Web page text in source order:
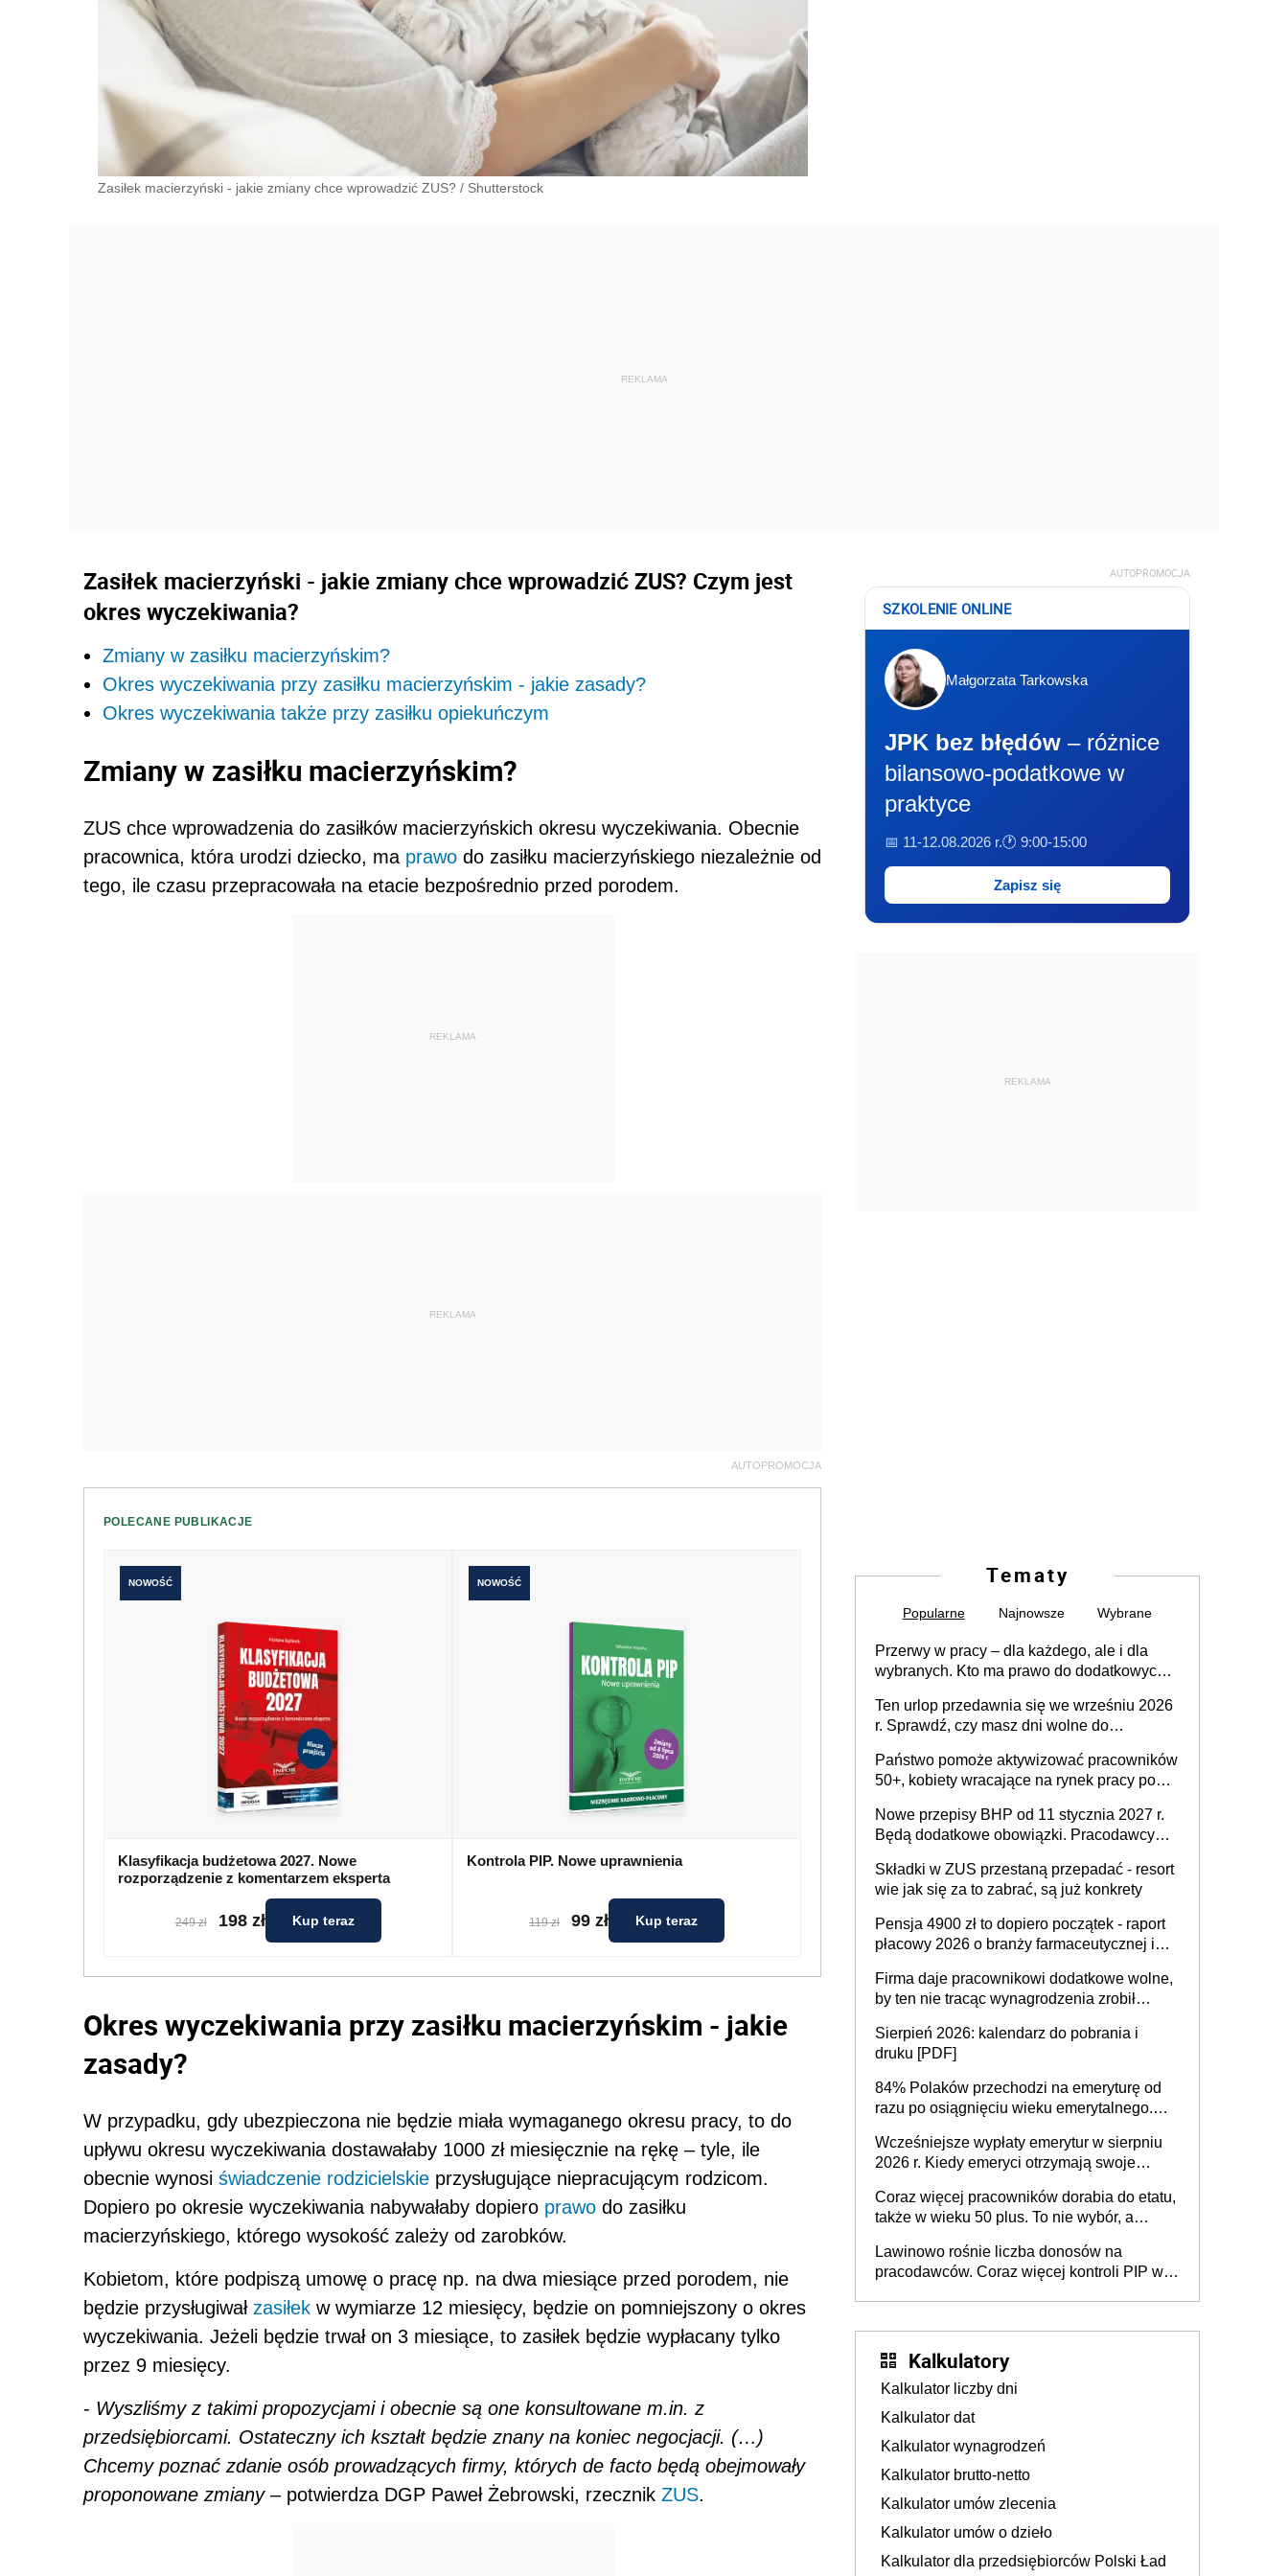
Zasiłek macierzyński - jakie zmiany chce wprowadzić ZUS? / Shutterstock
Zasiłek macierzyński - jakie zmiany chce wprowadzić ZUS? Czym jest
okres wyczekiwania?
Zmiany w zasiłku macierzyńskim?
Okres wyczekiwania przy zasiłku macierzyńskim - jakie zasady?
Okres wyczekiwania także przy zasiłku opiekuńczym
Zmiany w zasiłku macierzyńskim?
ZUS chce wprowadzenia do zasiłków macierzyńskich okresu wyczekiwania. Obecnie
pracownica, która urodzi dziecko, ma prawo do zasiłku macierzyńskiego niezależnie od
tego, ile czasu przepracowała na etacie bezpośrednio przed porodem.
REKLAMA
REKLAMA
AUTOPROMOCJA
POLECANE PUBLIKACJE
NOWOŚĆ
Klasyfikacja budżetowa 2027. Nowe
rozporządzenie z komentarzem eksperta
249 zł 198 zł Kup teraz
NOWOŚĆ
Kontrola PIP. Nowe uprawnienia
119 zł 99 zł Kup teraz
Okres wyczekiwania przy zasiłku macierzyńskim - jakie
zasady?
W przypadku, gdy ubezpieczona nie będzie miała wymaganego okresu pracy, to do
upływu okresu wyczekiwania dostawałaby 1000 zł miesięcznie na rękę – tyle, ile
obecnie wynosi świadczenie rodzicielskie przysługujące niepracującym rodzicom.
Dopiero po okresie wyczekiwania nabywałaby dopiero prawo do zasiłku
macierzyńskiego, którego wysokość zależy od zarobków.
Kobietom, które podpiszą umowę o pracę np. na dwa miesiące przed porodem, nie
będzie przysługiwał zasiłek w wymiarze 12 miesięcy, będzie on pomniejszony o okres
wyczekiwania. Jeżeli będzie trwał on 3 miesiące, to zasiłek będzie wypłacany tylko
przez 9 miesięcy.
- Wyszliśmy z takimi propozycjami i obecnie są one konsultowane m.in. z
przedsiębiorcami. Ostateczny ich kształt będzie znany na koniec negocjacji. (…)
Chcemy poznać zdanie osób prowadzących firmy, których de facto będą obejmowały
proponowane zmiany – potwierdza DGP Paweł Żebrowski, rzecznik ZUS.
AUTOPROMOCJA
SZKOLENIE ONLINE
Małgorzata Tarkowska
JPK bez błędów – różnice
bilansowo-podatkowe w
praktyce
📅 11-12.08.2026 r.🕐 9:00-15:00
Zapisz się
REKLAMA
Tematy
Popularne Najnowsze Wybrane
Przerwy w pracy – dla każdego, ale i dla
wybranych. Kto ma prawo do dodatkowych
Ten urlop przedawnia się we wrześniu 2026
r. Sprawdź, czy masz dni wolne do
Państwo pomoże aktywizować pracowników
50+, kobiety wracające na rynek pracy po
osoby neuroatypowe. Powstanie Fundusz
na rzecz Inkluzywności w Zatrudnianiu?
Nowe przepisy BHP od 11 stycznia 2027 r.
Będą dodatkowe obowiązki. Pracodawcy
Składki w ZUS przestaną przepadać - resort
wie jak się za to zabrać, są już konkrety
Pensja 4900 zł to dopiero początek - raport
płacowy 2026 o branży farmaceutycznej i
Firma daje pracownikowi dodatkowe wolne,
by ten nie tracąc wynagrodzenia zrobił
sprawdza
Sierpień 2026: kalendarz do pobrania i
druku [PDF]
84% Polaków przechodzi na emeryturę od
razu po osiągnięciu wieku emerytalnego.
dłużej, ale czy jest w stanie? Pracownicy
45+ to siła napędowa gospodarki
Wcześniejsze wypłaty emerytur w sierpniu
2026 r. Kiedy emeryci otrzymają swoje
Coraz więcej pracowników dorabia do etatu,
także w wieku 50 plus. To nie wybór, a
życia
Lawinowo rośnie liczba donosów na
pracodawców. Coraz więcej kontroli PIP w
Kalkulatory
Kalkulator liczby dni
Kalkulator dat
Kalkulator wynagrodzeń
Kalkulator brutto-netto
Kalkulator umów zlecenia
Kalkulator umów o dzieło
Kalkulator dla przedsiębiorców Polski Ład